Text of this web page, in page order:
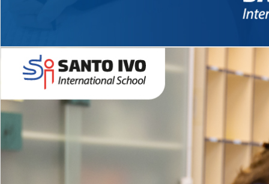
Novidades 2026 High School
EDUCAÇÃO INFANTIL
Inglês todos os dias